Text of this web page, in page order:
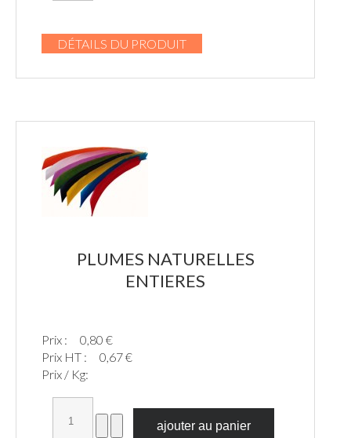
DÉTAILS DU PRODUIT
PLUMES NATURELLES
ENTIERES
Prix :
0,80 €
Prix HT :
0,67 €
Prix / Kg: